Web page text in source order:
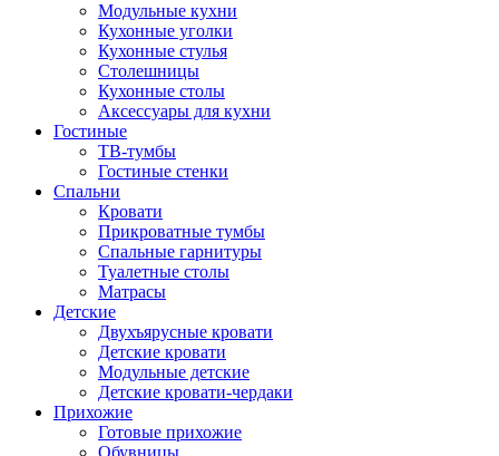
Модульные кухни
Кухонные уголки
Кухонные стулья
Столешницы
Кухонные столы
Аксессуары для кухни
Гостиные
ТВ-тумбы
Гостиные стенки
Спальни
Кровати
Прикроватные тумбы
Спальные гарнитуры
Туалетные столы
Матрасы
Детские
Двухъярусные кровати
Детские кровати
Модульные детские
Детские кровати-чердаки
Прихожие
Готовые прихожие
Обувницы